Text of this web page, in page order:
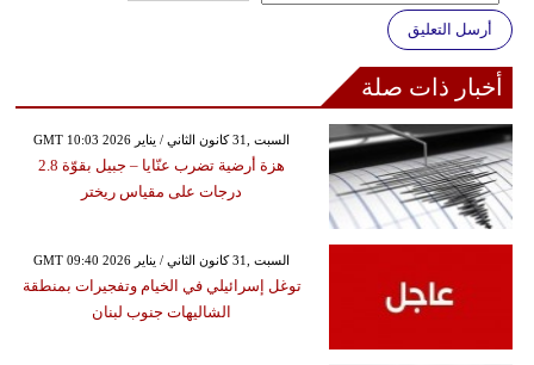
أرسل التعليق
أخبار ذات صلة
GMT 10:03 2026 السبت ,31 كانون الثاني / يناير
هزة أرضية تضرب عنّايا – جبيل بقوّة 2.8
درجات على مقياس ريختر
GMT 09:40 2026 السبت ,31 كانون الثاني / يناير
توغل إسرائيلي في الخيام وتفجيرات بمنطقة
الشاليهات جنوب لبنان